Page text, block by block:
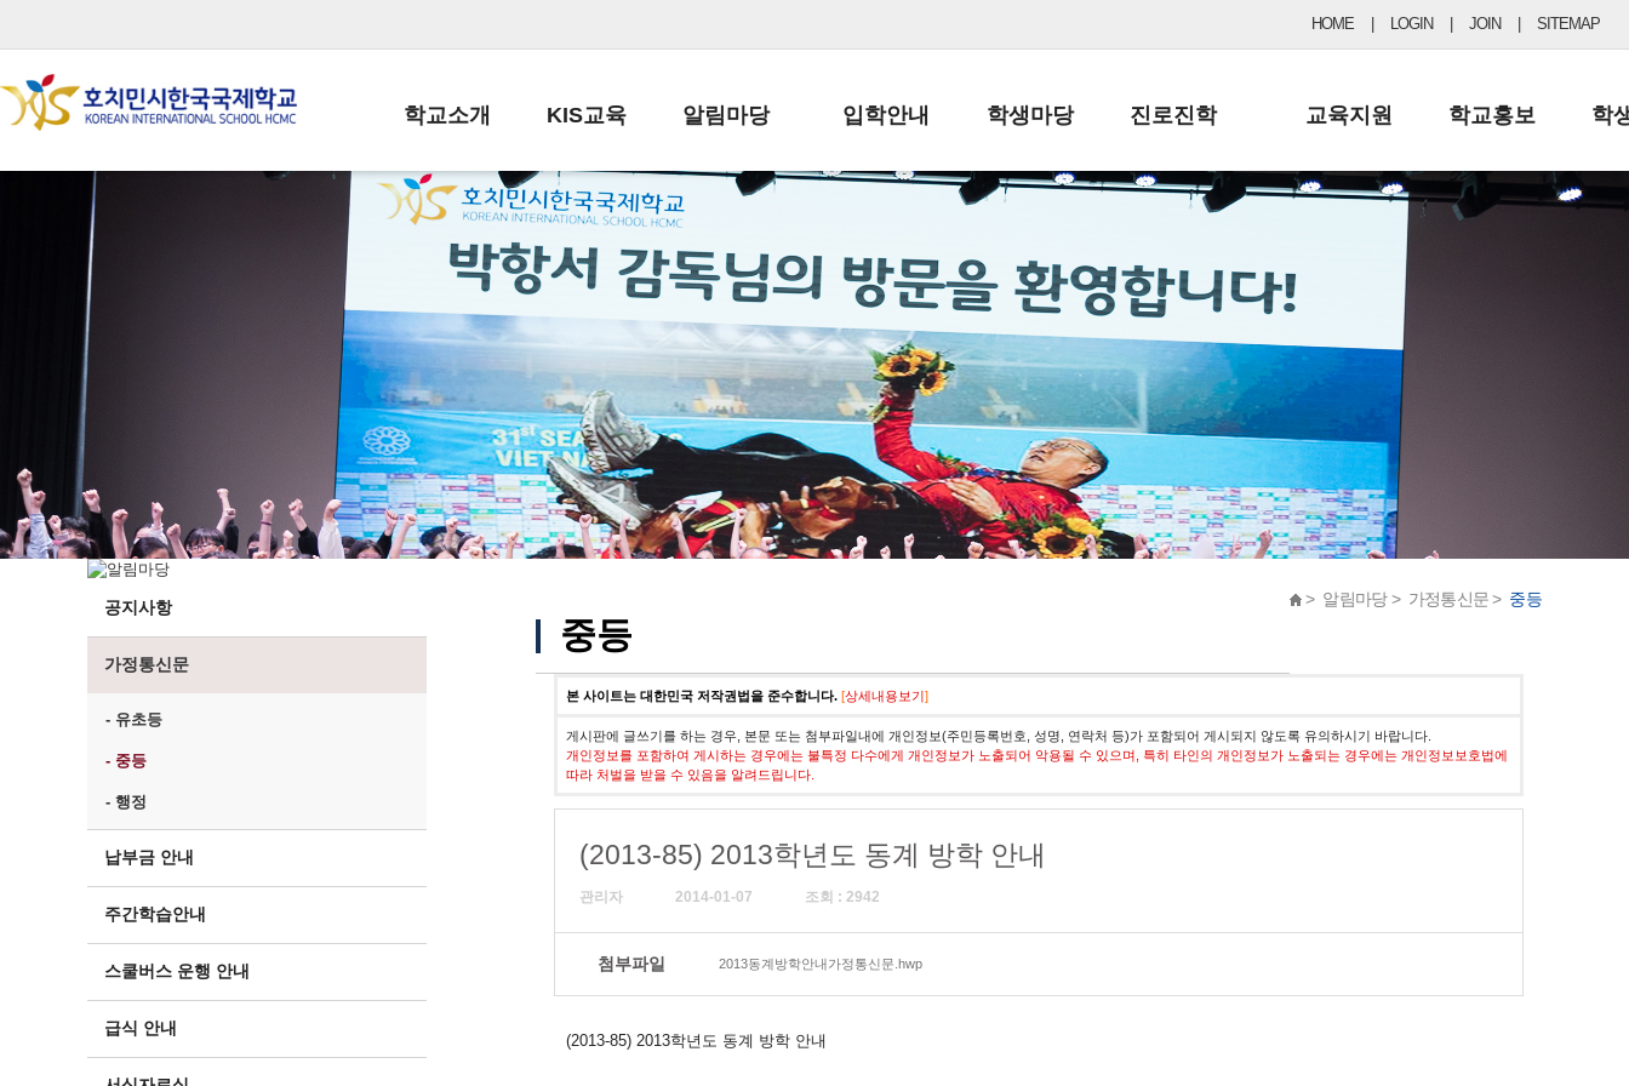
HOME LOGIN JOIN SITEMAP
학교소개
학교장인사말
학교상징
학교연혁
교직원현황
학생현황
위치/전화
전경사진
KIS교육
교육목표
학사일정
일과시간표
성과평가자료
알림마당
공지사항
납부금 안내
스쿨버스 운행 안내
급식안내
서식자료실
학부모방
정기고사 기출문제
입학안내
전-편입 서류양식
입학금/수업료
교복구입안내
학생마당
학생생활규정
학교신문
자율진로동아리
유초등 소식지
진로진학
공지사항 및 입시자료
드림레터
교육지원
행정실
학교운영위원회
학교건축기금
학교홍보
보도자료
학
공지사항
가정통신문
- 유초등
- 중등
- 행정
납부금 안내
주간학습안내
스쿨버스 운행 안내
급식 안내
> 알림마당 > 가정통신문 > 중등
중등
본 사이트는 대한민국 저작권법을 준수합니다. [상세내용보기]
게시판에 글쓰기를 하는 경우, 본문 또는 첨부파일내에 개인정보(주민등록번호, 성명, 연락처 등)가 포함되어 게시되지 않도록 유의하시기 바랍니다.
개인정보를 포함하여 게시하는 경우에는 불특정 다수에게 개인정보가 노출되어 악용될 수 있으며, 특히 타인의 개인정보가 노출되는 경우에는 개인정보보호법에
따라 처벌을 받을 수 있음을 알려드립니다.
(2013-85) 2013학년도 동계 방학 안내
관리자 2014-01-07 조회 : 2942
첨부파일 2013동계방학안내가정통신문.hwp
(2013-85) 2013학년도 동계 방학 안내